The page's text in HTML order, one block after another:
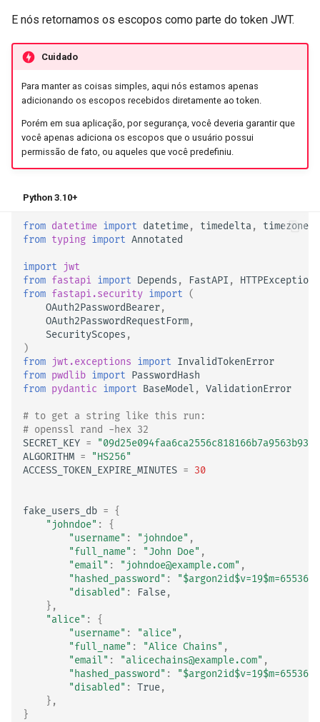
E nós retornamos os escopos como parte do token JWT.
Cuidado
Para manter as coisas simples, aqui nós estamos apenas
adicionando os escopos recebidos diretamente ao token.
Porém em sua aplicação, por segurança, você deveria garantir que
você apenas adiciona os escopos que o usuário possui
permissão de fato, ou aqueles que você predefiniu.
Python 3.10+
from datetime import datetime, timedelta ,
timezone
from typing import Annotated
import
jwt
from fastapi import Depends , FastAPI , HTTPException
from fastapi.security import (
OAuth2PasswordBearer,
OAuth2PasswordRequestForm,
SecurityScopes ,
)
from jwt.exceptions import InvalidTokenError
from pwdlib import PasswordHash
from pydantic import BaseModel , ValidationError
# to get a string like this run:
# openssl rand -hex 32
SECRET_KEY =
ALGORITHM =
"HS256"
ACCESS_TOKEN_EXPIRE_MINUTES = 30
fake_users_db = {
"johndoe" :
{
"username" : "johndoe" ,
"full_name" : "John Doe" ,
"email" : "johndoe@example.com" ,
"hashed_password" :
"disabled" : False,
},
"alice" :
{
"username" : "alice" ,
"full_name" : "Alice Chains" ,
"email" : "alicechains@example.com" ,
"hashed_password" :
"disabled" : True,
},
}